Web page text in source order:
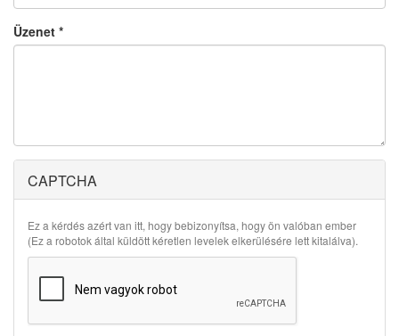
Üzenet *
CAPTCHA
Ez a kérdés azért van itt, hogy bebizonyítsa, hogy ön valóban ember
(Ez a robotok által küldött kéretlen levelek elkerülésére lett kitalálva).